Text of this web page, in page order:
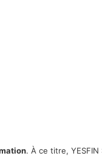
. À ce titre,